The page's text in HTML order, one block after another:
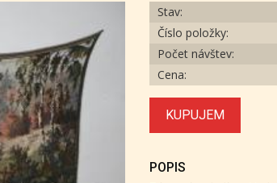
Stav:
Číslo položky:
Počet návštev:
Cena:
KUPUJEM
POPIS